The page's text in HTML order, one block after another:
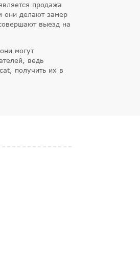
продажа
они делают замер
выезд на
могут
ведь
получить их в